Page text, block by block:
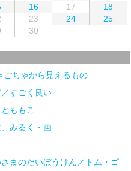
16 17
18
23 24
25
30
ごちゃから見えるもの
すごく良い
ももこ
みるく・画
まのだいぼうけん／トム・ゴ